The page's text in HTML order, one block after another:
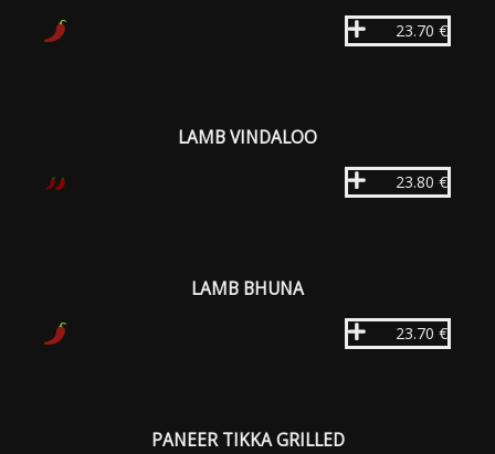
23.70 €
LAMB VINDALOO
23.80 €
LAMB BHUNA
23.70 €
PANEER TIKKA GRILLED